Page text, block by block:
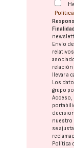
Envío
relación
llevar
Los
grupo
nuestro
se
Política